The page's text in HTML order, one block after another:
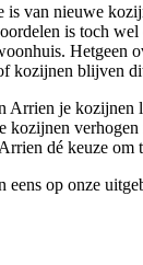
is van nieuwe
is toch
Hetgeen
kozijnen blijven
Arrien je
dé keuze om
op onze